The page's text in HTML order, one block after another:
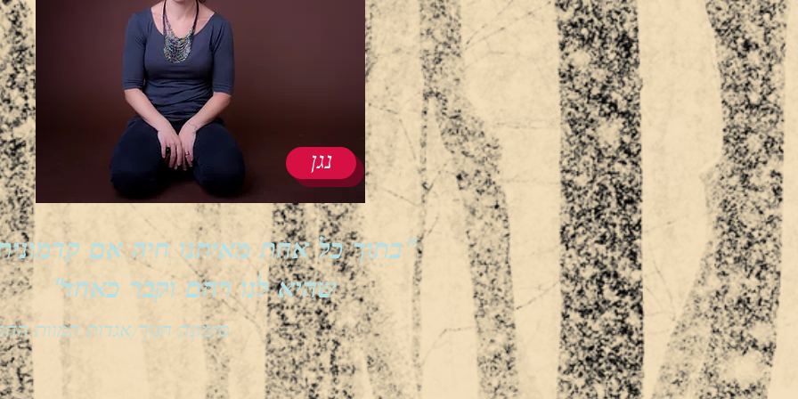
בתוך כל אחת מאיתנו חיה אם קדמונית"
"שהיא לנו רחם וקבר כאחד
סימונה חנוך/אגדות המוות
נגן